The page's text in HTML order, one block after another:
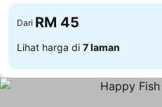
Dari RM 45
Lihat harga di 7 laman